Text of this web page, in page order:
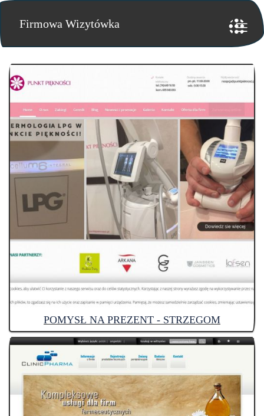
Firmowa Wizytówka
POMYSŁ NA PREZENT - STRZEGOM